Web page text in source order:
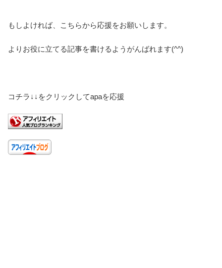
もしよければ、こちらから応援をお願いします。
よりお役に立てる記事を書けるようがんばれます(^^)
コチラ↓↓をクリックしてapaを応援